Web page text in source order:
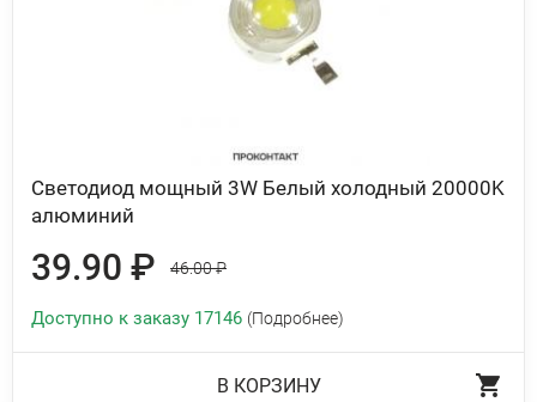
Светодиод мощный 3W Белый холодный 20000K
алюминий
39.90 ₽ 46.00 ₽
Доступно к заказу 17146 (Подробнее)
В КОРЗИНУ